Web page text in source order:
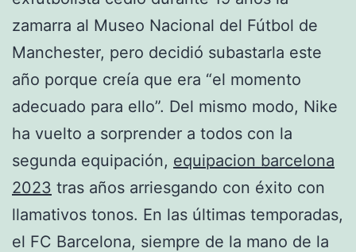
zamarra al Museo Nacional del Fútbol de
Manchester, pero decidió subastarla este
año porque creía que era “el momento
adecuado para ello”. Del mismo modo, Nike
ha vuelto a sorprender a todos con la
segunda equipación, equipacion barcelona
2023 tras años arriesgando con éxito con
llamativos tonos. En las últimas temporadas,
el FC Barcelona, siempre de la mano de la